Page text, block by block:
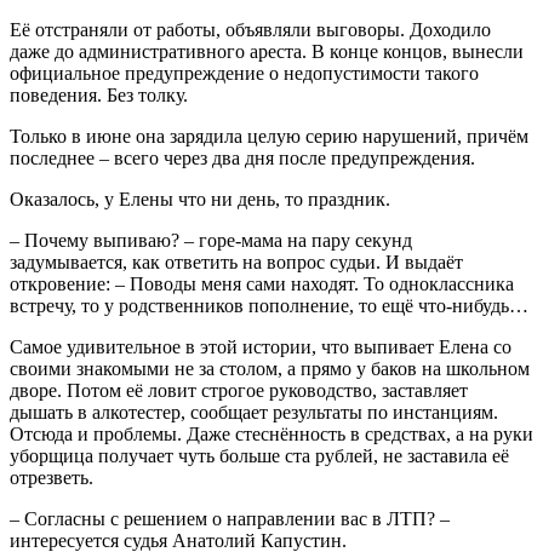
Её отстраняли от работы, объявляли выговоры. Доходило
даже до административного ареста. В конце концов, вынесли
официальное предупреждение о недопустимости такого
поведения. Без толку.
Только в июне она зарядила целую серию нарушений, причём
последнее – всего через два дня после предупреждения.
Оказалось, у Елены что ни день, то праздник.
– Почему выпиваю? – горе-мама на пару секунд
задумывается, как ответить на вопрос судьи. И выдаёт
откровение: – Поводы меня сами находят. То одноклассника
встречу, то у родственников пополнение, то ещё что-нибудь…
Самое удивительное в этой истории, что выпивает Елена со
своими знакомыми не за столом, а прямо у баков на школьном
дворе. Потом её ловит строгое руководство, заставляет
дышать в алкотестер, сообщает результаты по инстанциям.
Отсюда и проблемы. Даже стеснённость в средствах, а на руки
уборщица получает чуть больше ста рублей, не заставила её
отрезветь.
– Согласны с решением о направлении вас в ЛТП? –
интересуется судья Анатолий Капустин.